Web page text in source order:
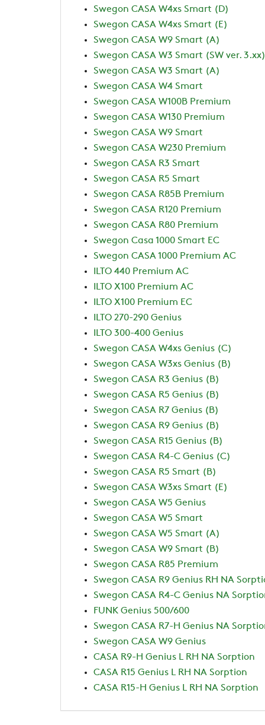
Swegon CASA W4xs Smart (D)
Swegon CASA W4xs Smart (E)
Swegon CASA W9 Smart (A)
Swegon CASA W3 Smart (SW ver. 3.xx)
Swegon CASA W3 Smart (A)
Swegon CASA W4 Smart
Swegon CASA W100B Premium
Swegon CASA W130 Premium
Swegon CASA W9 Smart
Swegon CASA W230 Premium
Swegon CASA R3 Smart
Swegon CASA R5 Smart
Swegon CASA R85B Premium
Swegon CASA R120 Premium
Swegon CASA R80 Premium
Swegon Casa 1000 Smart EC
Swegon CASA 1000 Premium AC
ILTO 440 Premium AC
ILTO X100 Premium AC
ILTO X100 Premium EC
ILTO 270-290 Genius
ILTO 300-400 Genius
Swegon CASA W4xs Genius (C)
Swegon CASA W3xs Genius (B)
Swegon CASA R3 Genius (B)
Swegon CASA R5 Genius (B)
Swegon CASA R7 Genius (B)
Swegon CASA R9 Genius (B)
Swegon CASA R15 Genius (B)
Swegon CASA R4-C Genius (C)
Swegon CASA R5 Smart (B)
Swegon CASA W3xs Smart (E)
Swegon CASA W5 Genius
Swegon CASA W5 Smart
Swegon CASA W5 Smart (A)
Swegon CASA W9 Smart (B)
Swegon CASA R85 Premium
Swegon CASA R9 Genius RH NA
Swegon CASA R4-C Genius NA
FUNK Genius 500/600
Swegon CASA R7-H Genius NA
Swegon CASA W9 Genius
CASA R9-H Genius L RH NA Sorption
CASA R15 Genius L RH NA Sorption
CASA R15-H Genius L RH NA Sorption